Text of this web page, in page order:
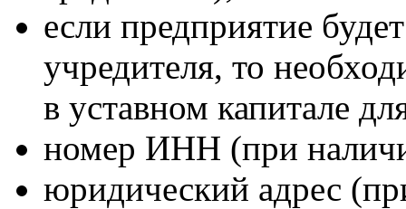
если предприятие
учредителя, то
в уставном капитале
номер ИНН (при
юридический адрес